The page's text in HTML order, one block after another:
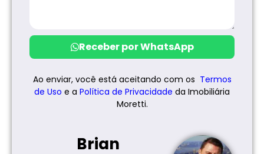
Receber por WhatsApp
Ao enviar, você está aceitando com os Termos
de Uso e a Política de Privacidade da Imobiliária
Moretti.
Brian